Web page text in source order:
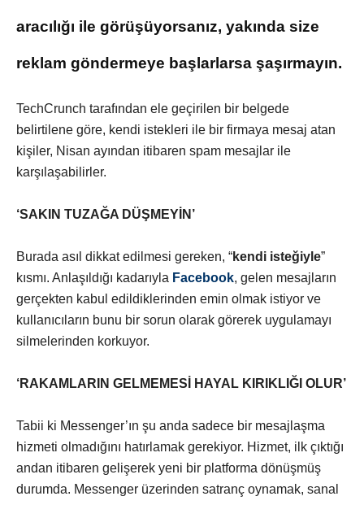
aracılığı ile görüşüyorsanız, yakında size
reklam göndermeye başlarlarsa şaşırmayın.
TechCrunch tarafından ele geçirilen bir belgede
belirtilene göre, kendi istekleri ile bir firmaya mesaj atan
kişiler, Nisan ayından itibaren spam mesajlar ile
karşılaşabilirler.
‘SAKIN TUZAĞA DÜŞMEYİN’
Burada asıl dikkat edilmesi gereken, “kendi isteğiyle”
kısmı. Anlaşıldığı kadarıyla Facebook, gelen mesajların
gerçekten kabul edildiklerinden emin olmak istiyor ve
kullanıcıların bunu bir sorun olarak görerek uygulamayı
silmelerinden korkuyor.
‘RAKAMLARIN GELMEMESİ HAYAL KIRIKLIĞI OLUR’
Tabii ki Messenger’ın şu anda sadece bir mesajlaşma
hizmeti olmadığını hatırlamak gerekiyor. Hizmet, ilk çıktığı
andan itibaren gelişerek yeni bir platforma dönüşmüş
durumda. Messenger üzerinden satranç oynamak, sanal